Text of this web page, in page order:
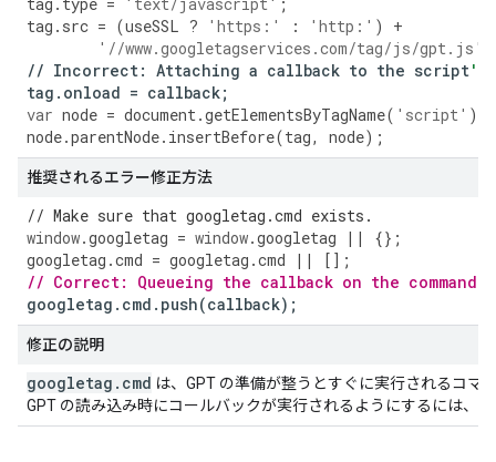
tag . src = (useSSL ? 'https:' : 'http:' )
+
'//www.googletagservices.com/tag/js/gpt.js'
// Incorrect: Attaching a callback to the script's
tag . onload = callback;
var node = document.getElementsByTagName( 'script' )[
node.parentNode. insertBefore(tag, node);
推奨されるエラー修正方法
// Make sure that googletag.cmd exists.
window.googletag = window.googletag ||
{};
googletag .cmd = googletag .cmd ||
[];
// Correct: Queueing the callback on the command
googletag . cmd . push(callback);
修正の説明
googletag . cmd は、GPT の準備が整うとすぐに実行されるコマ
GPT の読み込み時にコールバックが実行されるようにするには、